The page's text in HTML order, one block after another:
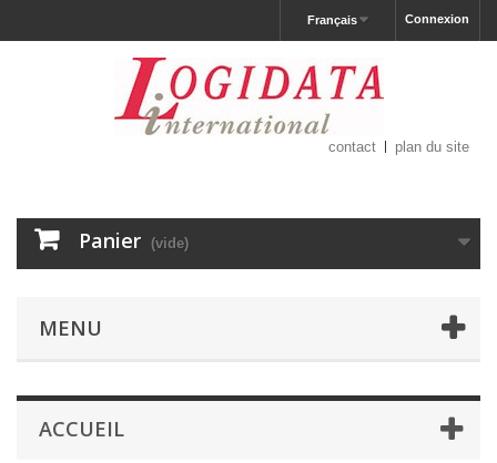
Connexion
Français
contact plan du site
Panier (vide)
MENU
ACCUEIL